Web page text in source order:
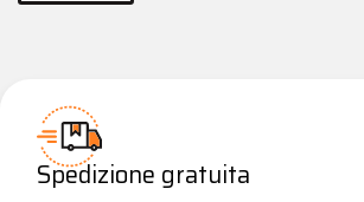
Spedizione gratuita